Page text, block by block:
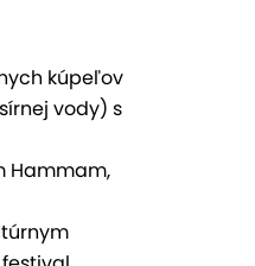
kúpeľov
vody) s
Hammam,